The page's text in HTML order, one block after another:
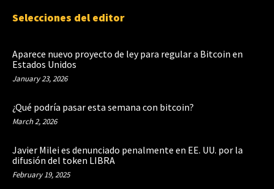
Selecciones del editor
Aparece nuevo proyecto de ley para regular a Bitcoin en
Estados Unidos
January 23, 2026
¿Qué podría pasar esta semana con bitcoin?
March 2, 2026
Javier Milei es denunciado penalmente en EE. UU. por la
difusión del token LIBRA
February 19, 2025